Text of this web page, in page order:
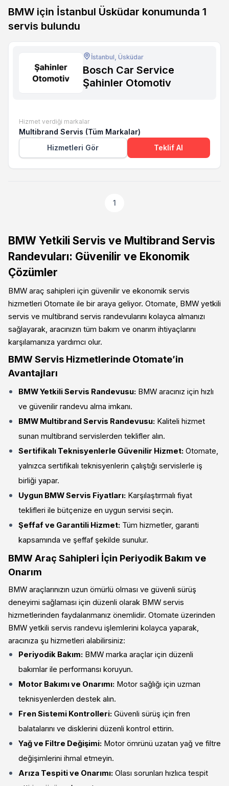
BMW için İstanbul Üsküdar konumunda 1
servis bulundu
İstanbul, Üsküdar
Bosch Car Service
Şahinler Otomotiv
Hizmet verdiği markalar
Multibrand Servis (Tüm Markalar)
Hizmetleri Gör
Teklif Al
1
BMW Yetkili Servis ve Multibrand Servis
Randevuları: Güvenilir ve Ekonomik
Çözümler
BMW araç sahipleri için güvenilir ve ekonomik servis
hizmetleri Otomate ile bir araya geliyor. Otomate, BMW yetkili
servis ve multibrand servis randevularını kolayca almanızı
sağlayarak, aracınızın tüm bakım ve onarım ihtiyaçlarını
karşılamanıza yardımcı olur.
BMW Servis Hizmetlerinde Otomate’in
Avantajları
BMW Yetkili Servis Randevusu: BMW aracınız için hızlı
ve güvenilir randevu alma imkanı.
BMW Multibrand Servis Randevusu: Kaliteli hizmet
sunan multibrand servislerden teklifler alın.
Sertifikalı Teknisyenlerle Güvenilir Hizmet: Otomate,
yalnızca sertifikalı teknisyenlerin çalıştığı servislerle iş
birliği yapar.
Uygun BMW Servis Fiyatları: Karşılaştırmalı fiyat
teklifleri ile bütçenize en uygun servisi seçin.
Şeffaf ve Garantili Hizmet: Tüm hizmetler, garanti
kapsamında ve şeffaf şekilde sunulur.
BMW Araç Sahipleri İçin Periyodik Bakım ve
Onarım
BMW araçlarınızın uzun ömürlü olması ve güvenli sürüş
deneyimi sağlaması için düzenli olarak BMW servis
hizmetlerinden faydalanmanız önemlidir. Otomate üzerinden
BMW yetkili servis randevu işlemlerini kolayca yaparak,
aracınıza şu hizmetleri alabilirsiniz:
Periyodik Bakım: BMW marka araçlar için düzenli
bakımlar ile performansı koruyun.
Motor Bakımı ve Onarımı: Motor sağlığı için uzman
teknisyenlerden destek alın.
Fren Sistemi Kontrolleri: Güvenli sürüş için fren
balatalarını ve disklerini düzenli kontrol ettirin.
Yağ ve Filtre Değişimi: Motor ömrünü uzatan yağ ve filtre
değişimlerini ihmal etmeyin.
Arıza Tespiti ve Onarımı: Olası sorunları hızlıca tespit